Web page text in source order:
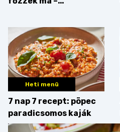
Heti menü
7 nap 7 recept: pöpec
paradicsomos kaják